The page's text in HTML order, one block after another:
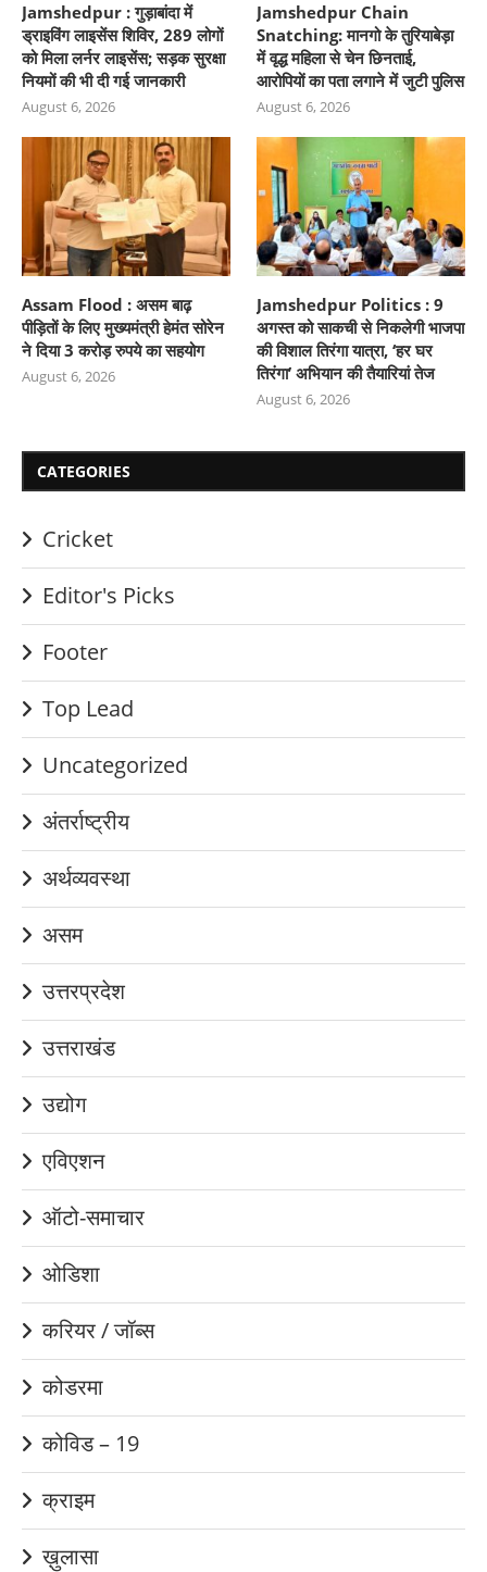
Jamshedpur : गुड़ाबांदा में
ड्राइविंग लाइसेंस शिविर, 289 लोगों
को मिला लर्नर लाइसेंस; सड़क सुरक्षा
नियमों की भी दी गई जानकारी
August 6, 2026
Jamshedpur Chain
Snatching: मानगो के तुरियाबेड़ा
में वृद्ध महिला से चेन छिनताई,
आरोपियों का पता लगाने में जुटी पुलिस
August 6, 2026
Assam Flood : असम बाढ़
पीड़ितों के लिए मुख्यमंत्री हेमंत सोरेन
ने दिया 3 करोड़ रुपये का सहयोग
August 6, 2026
Jamshedpur Politics : 9
अगस्त को साकची से निकलेगी भाजपा
की विशाल तिरंगा यात्रा, ‘हर घर
तिरंगा’ अभियान की तैयारियां तेज
August 6, 2026
CATEGORIES
Cricket
Editor's Picks
Footer
Top Lead
Uncategorized
अंतर्राष्ट्रीय
अर्थव्यवस्था
असम
उत्तरप्रदेश
उत्तराखंड
उद्योग
एविएशन
ऑटो-समाचार
ओडिशा
करियर / जॉब्स
कोडरमा
कोविड – 19
क्राइम
ख़ुलासा